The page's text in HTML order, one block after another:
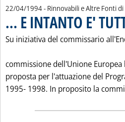
22/04/1994- Rinnovabili e Altre Fonti di
... E INTANTO E'
Su iniziativa del commissario
commissione dell'Unione
proposta per l'attuazione del
1995- 1998. In proposito la